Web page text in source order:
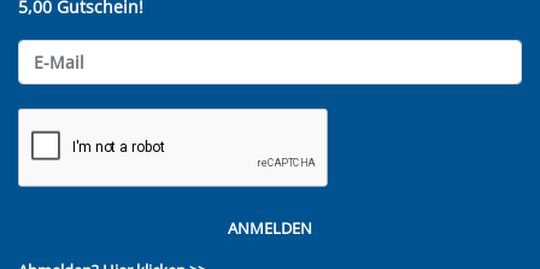
5,00 Gutschein!
ANMELDEN